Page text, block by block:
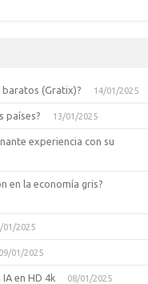
baratos (Gratix)? 14/01/2025
países? 13/01/2025
experiencia con su
en la economía gris?
01/2025
09/01/2025
en HD 4k 08/01/2025